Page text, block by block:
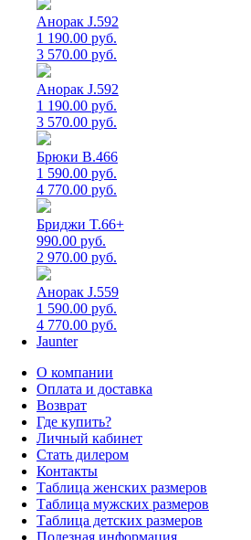
Анорак J.592
1 190.00 руб.
3 570.00 руб.
Анорак J.592
1 190.00 руб.
3 570.00 руб.
Брюки B.466
1 590.00 руб.
4 770.00 руб.
Бриджи T.66+
990.00 руб.
2 970.00 руб.
Анорак J.559
1 590.00 руб.
4 770.00 руб.
Jaunter
О компании
Оплата и доставка
Возврат
Где купить?
Личный кабинет
Стать дилером
Контакты
Таблица женских размеров
Таблица мужских размеров
Таблица детских размеров